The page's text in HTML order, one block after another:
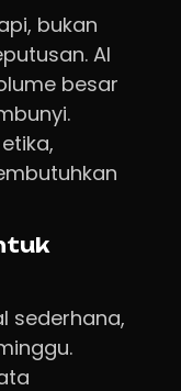
bukan
AI
besar
sederhana,